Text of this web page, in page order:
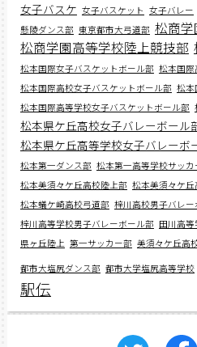
女子バスケ 女子バスケット 女子バレー
懸陵ダンス部 東京都市大弓道部 松商
松商学園高等学校陸上競技部
松本国際女子バスケットボール部 松本国際
松本国際高校女子バスケットボール部 松本
松本国際高等学校女子バスケットボール部
松本県ケ丘高校女子バレーボール
松本県ケ丘高等学校女子バレーボ
松本第一ダンス部 松本第一高等学校サッカ
松本美須々ケ丘高校陸上部 松本美須々ケ
松本蟻ケ崎高校弓道部 梓川高校男子バレー
梓川高等学校男子バレーボール部 田川高等
県ヶ丘陸上 第一サッカー部 美須々ケ丘高
都市大塩尻ダンス部 都市大学塩尻高等学校
駅伝